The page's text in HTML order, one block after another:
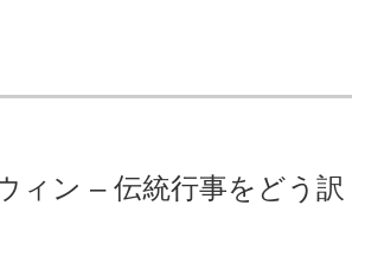
ィン – 伝統行事をどう訳